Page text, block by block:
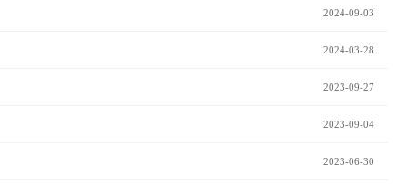
2024-09-03
2024-03-28
2023-09-27
2023-09-04
2023-06-30